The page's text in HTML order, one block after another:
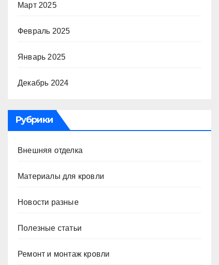
Март 2025
Февраль 2025
Январь 2025
Декабрь 2024
Рубрики
Внешняя отделка
Материалы для кровли
Новости разные
Полезные статьи
Ремонт и монтаж кровли